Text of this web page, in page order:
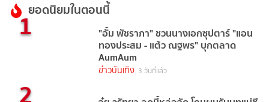
ยอดนิยมในตอนนี้
1 "อั้ม พัชราภา" ชวนนางเอกซุปตาร์ "แอน
ทองประสม - แต้ว ณฐพร" บุกตลาด
AumAum
ข่าวบันเทิง 3 วันที่แล้ว